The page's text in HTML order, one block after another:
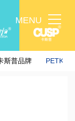
MENU
斯普品牌